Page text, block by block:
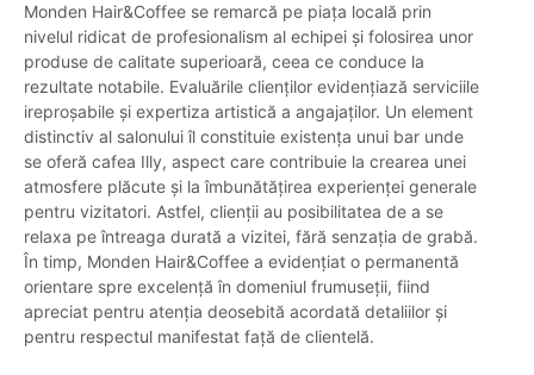
Monden Hair&Coffee se remarcă pe piața locală prin
nivelul ridicat de profesionalism al echipei și folosirea unor
produse de calitate superioară, ceea ce conduce la
rezultate notabile. Evaluările clienților evidențiază serviciile
ireproșabile și expertiza artistică a angajaților. Un element
distinctiv al salonului îl constituie existența unui bar unde
se oferă cafea Illy, aspect care contribuie la crearea unei
atmosfere plăcute și la îmbunătățirea experienței generale
pentru vizitatori. Astfel, clienții au posibilitatea de a se
relaxa pe întreaga durată a vizitei, fără senzația de grabă.
În timp, Monden Hair&Coffee a evidențiat o permanentă
orientare spre excelență în domeniul frumuseții, fiind
apreciat pentru atenția deosebită acordată detaliilor și
pentru respectul manifestat față de clientelă.